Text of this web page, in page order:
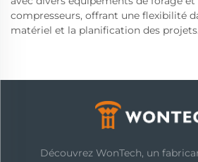
compresseurs, offrant une flexibilité
matériel et la planification des projets.
Découvrez WonTech, un